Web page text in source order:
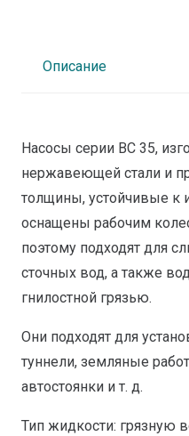
Описание
Насосы серии BC 35,
нержавеющей стали и
толщины, устойчивые к
оснащены рабочим
поэтому подходят для
сточных вод, а также
гнилостной грязью.
Они подходят для
туннели, земляные
автостоянки и т. д.
Тип жидкости: грязную